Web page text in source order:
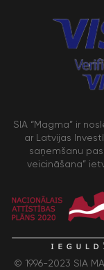
SIA “Magma” ir
ar Latvijas
saņemšanu
veicināšana”
© 1996-2023 SIA